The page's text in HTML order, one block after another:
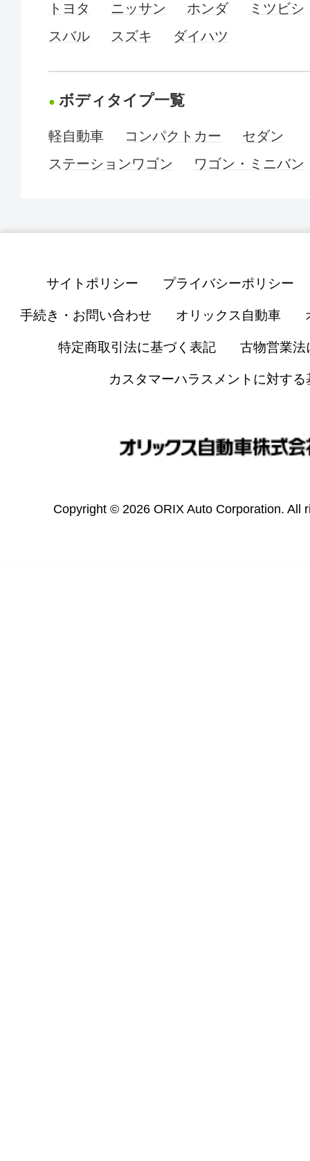
トヨタ ニッサン ホンダ
ミツビシ
スバル
スズキ ダイハツ
ボディタイプ一覧
軽自動車 コンパクトカー
セダン
ステーションワゴン
ワゴン・ミニバン
サイトポリシー プライバシーポリシー
手続き・お問い合わせ オリックス自動車
特定商取引法に基づく表記 古物営業法
カスタマーハラスメントに対する
Copyright © 2026 ORIX Auto Corporation. All